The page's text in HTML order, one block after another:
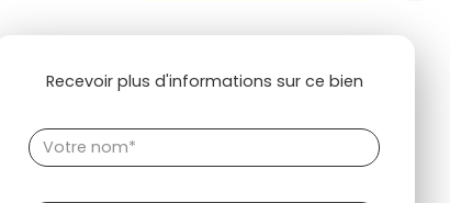
Recevoir plus d'informations sur ce bien